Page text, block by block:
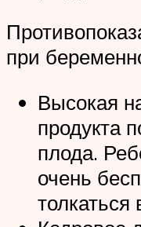
при
Высокая
продукта
плода.
очень
толкаться